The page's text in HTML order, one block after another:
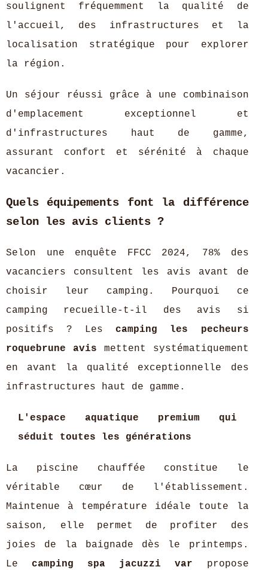
soulignent fréquemment la qualité de
l'accueil, des infrastructures et la
localisation stratégique pour explorer
la région.
Un séjour réussi grâce à une combinaison
d'emplacement exceptionnel et
d'infrastructures haut de gamme,
assurant confort et sérénité à chaque
vacancier.
Quels équipements font la différence
selon les avis clients ?
Selon une enquête FFCC 2024, 78% des
vacanciers consultent les avis avant de
choisir leur camping. Pourquoi ce
camping recueille-t-il des avis si
positifs ? Lescamping les pecheurs
roquebrune avis mettent systématiquement
en avant la qualité exceptionnelle des
infrastructures haut de gamme.
L'espace aquatique premium qui
séduit toutes les générations
La piscine chauffée constitue le
véritable cœur de l'établissement.
Maintenue à température idéale toute la
saison, elle permet de profiter des
joies de la baignade dès le printemps.
Lecamping spa jacuzzi var propose